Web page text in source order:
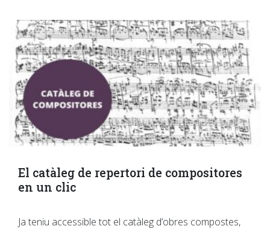
El catàleg de repertori de compositores
en un clic
Ja teniu accessible tot el catàleg d’obres compostes,